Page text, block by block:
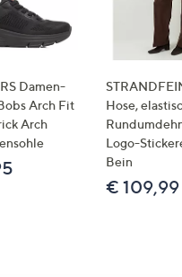
Damen-
Arch Fit
Arch
Hose,
Logo-
Bein
€ 109,99